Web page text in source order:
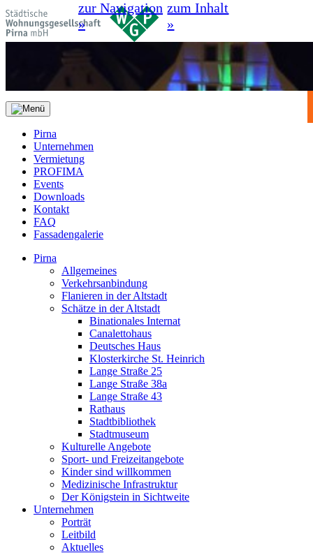
zur Navigation
»
zum Inhalt
»
Pirna
Unternehmen
Vermietung
PROFIMA
Events
Downloads
Kontakt
FAQ
Fassadengalerie
Pirna
Allgemeines
Verkehrsanbindung
Flanieren in der Altstadt
Schätze in der Altstadt
Binationales Internat
Canalettohaus
Deutsches Haus
Klosterkirche St. Heinrich
Lange Straße 25
Lange Straße 38a
Lange Straße 43
Rathaus
Stadtbibliothek
Stadtmuseum
Kulturelle Angebote
Sport- und Freizeitangebote
Kinder sind willkommen
Medizinische Infrastruktur
Der Königstein in Sichtweite
Unternehmen
Porträt
Leitbild
Aktuelles